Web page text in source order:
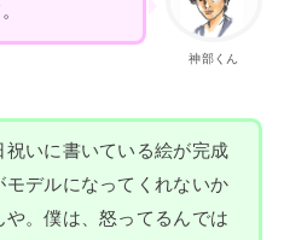
神部くん
祝いに書いている絵が完成
モデルになってくれないか
や。僕は、怒ってるんでは